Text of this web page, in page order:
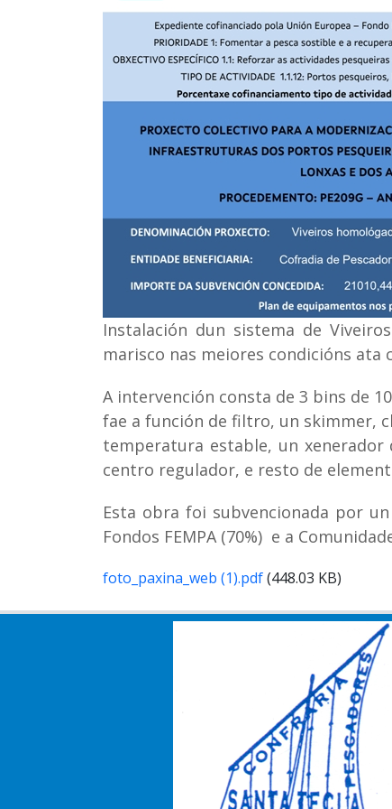
Instalación dun sistema de
marisco nas meiores condicións ata
A intervención consta de 3 bins de
fae a función de filtro, un skimmer,
temperatura estable, un xenerador
centro regulador, e resto de
Esta obra foi subvencionada por
Fondos FEMPA (70%) e a
foto_paxina_web (1).pdf(448.03 KB)